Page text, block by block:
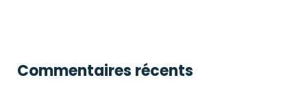
Commentaires récents